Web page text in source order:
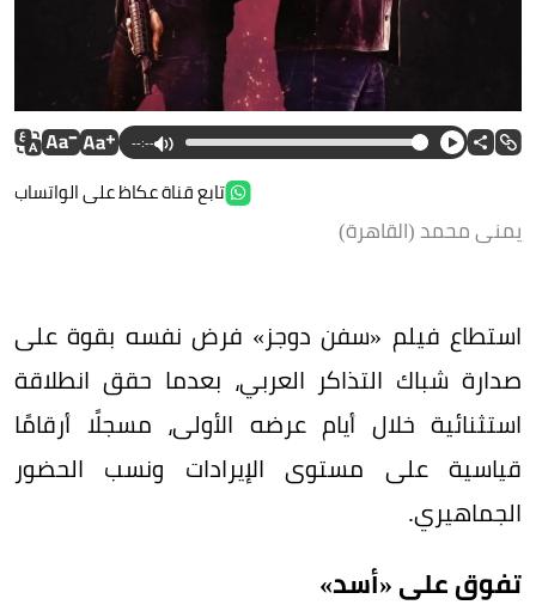
--:--
تابع قناة عكاظ على الواتساب
يمنى محمد (القاهرة)
استطاع فيلم «سفن دوجز» فرض نفسه بقوة على
صدارة شباك التذاكر العربي، بعدما حقق انطلاقة
استثنائية خلال أيام عرضه الأولى، مسجلًا أرقامًا
قياسية على مستوى الإيرادات ونسب الحضور
الجماهيري.
تفوق على «أسد»